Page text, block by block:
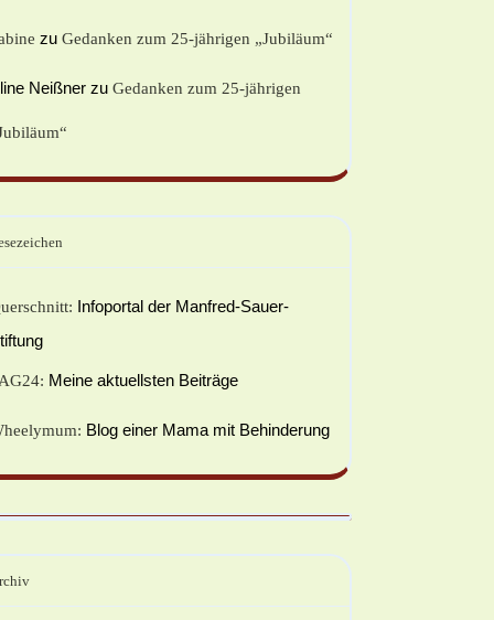
zu Gedanken zum 25-jährigen „Jubiläum“
Neißner zu Gedanken zum 25-jährigen
Infoportal der Manfred-Sauer-
Meine aktuellsten Beiträge
Blog einer Mama mit Behinderung